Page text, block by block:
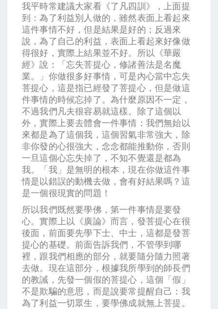
我平時常建議大家看《了凡四訓》，上面提
到：為了利益別人做的，雖然表面上看起來
這件事情不好，但是結果是好的；反過來
說，為了自己的利益，表面上看起來好像做
得很好，實際上結果並不好。所以《華嚴
經》說：「忘失菩提心，修諸善法是名魔
業。」你做很多好事情，可是內心當中忘失
菩提心，這是指已經發了菩提心，但是做這
件事情的時候忘掉了。為什麼原因不一定，
不過我們凡夫很容易就這樣。除了這個以
外，實際上要去體會一件事情：我們無始以
來都是為了這個我，這個習氣非常強大，除
非你發的心很強大，念念都能推動你，否則
一旦這個心忘失掉了，不知不覺還是都為
我。「我」是無明的根本，現在你做這件事
情是以錯誤的動機去做，會有好結果嗎？這
是一個很現實的問題！
所以我們既然要學佛，第一件事情是要發
心。實際上以《廣論》而言，發菩提心在很
後面，前面要先學下士、中士，這都是發菩
提心的基礎。前面告訴我們，不管學到哪
裡，跟我們相應的部分，就要隨分隨力照著
去做。現在這部分，根據我所學到的師長們
的教誡，先發一個假的菩提心，這個「假」
不是欺騙的意思，而是說要常提醒自己：我
為了利益一切眾生，要學佛成就無上菩提。